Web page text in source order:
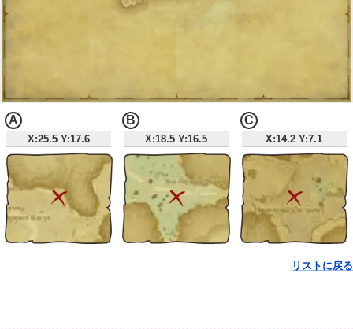
X:25.5 Y:17.6
A
X:18.5 Y:16.5
B
X:14.2 Y:7.1
C
リストに戻る